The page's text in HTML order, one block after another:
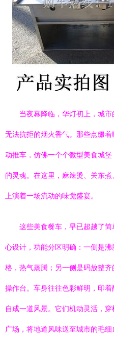
当夜幕降临，华灯初上，城
无法抗拒的烟火香气。那些点缀
动推车，仿佛一个个微型美食城
的灵魂。在这里，麻辣烫、关东
上演着一场流动的味觉盛宴。
这些美食餐车，早已超越了
心设计，功能分区明确：一侧是
格，热气蒸腾；另一侧是码放整
操作台。车身往往色彩鲜明，印
自成一道风景。它们机动灵活，
广场，将地道风味送至城市的毛细